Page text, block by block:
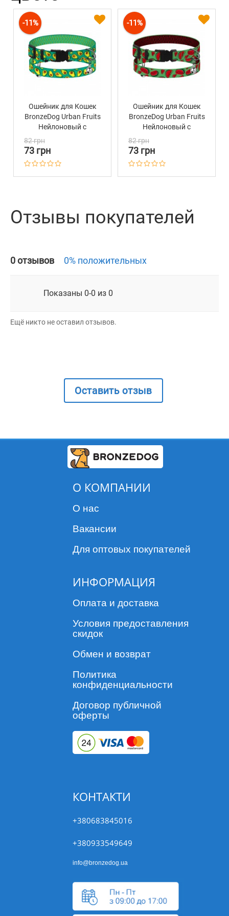
-11%
Ошейник для Кошек
BronzeDog Urban Fruits
Нейлоновый с
Пряжкой и
Колокольчиком
Авокадо
82 грн
73 грн
-11%
Ошейник для Кошек
BronzeDog Urban Fruits
Нейлоновый с
Пряжкой и
Колокольчиком Арбуз
82 грн
73 грн
Отзывы покупателей
0 отзывов 0% положительных
Показаны 0-0 из 0
Ещё никто не оставил отзывов.
Оставить отзыв
О КОМПАНИИ
О нас
Вакансии
Для оптовых покупателей
ИНФОРМАЦИЯ
Оплата и доставка
Условия предоставления
скидок
Обмен и возврат
Политика
конфиденциальности
Договор публичной
оферты
КОНТАКТИ
+380683845016
+380933549649
info@bronzedog.ua